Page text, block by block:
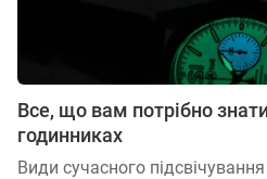
Все, що вам потрібно
годинниках
Види сучасного